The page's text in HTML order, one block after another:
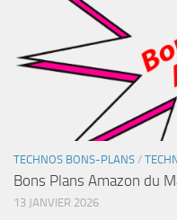
TECHNOS BONS-PLANS /
Bons Plans Amazon du
13 JANVIER 2026